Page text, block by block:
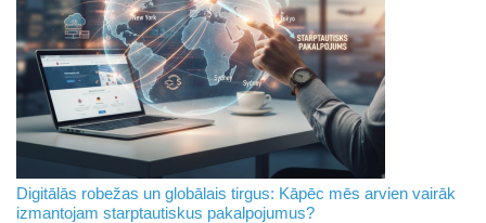
Digitālās robežas un globālais tirgus: Kāpēc mēs arvien vairāk
izmantojam starptautiskus pakalpojumus?